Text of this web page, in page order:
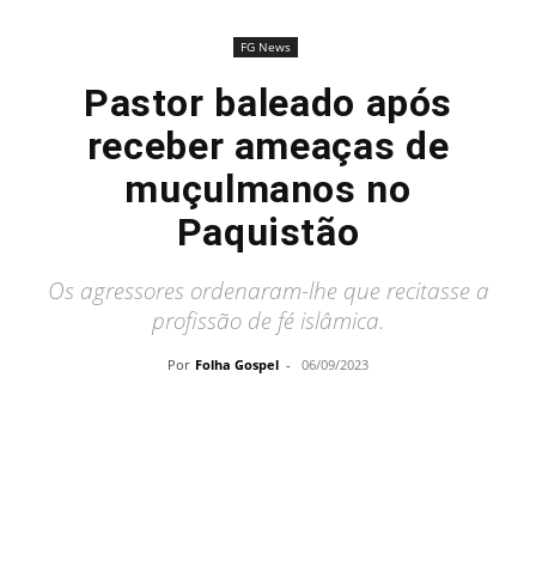
FG News
Pastor baleado após
receber ameaças de
muçulmanos no
Paquistão
Os agressores ordenaram-lhe que recitasse a
profissão de fé islâmica.
Por Folha Gospel - 06/09/2023